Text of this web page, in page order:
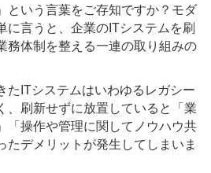
という言葉をご存知ですか？モダ
に言うと、企業のITシステムを刷
務体制を整える一連の取り組みの
たITシステムはいわゆるレガシー
、刷新せずに放置していると「業
「操作や管理に関してノウハウ共
たデメリットが発生してしまいま